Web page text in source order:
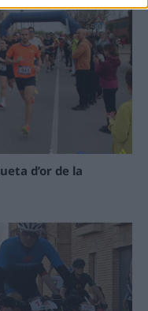
d’or de la